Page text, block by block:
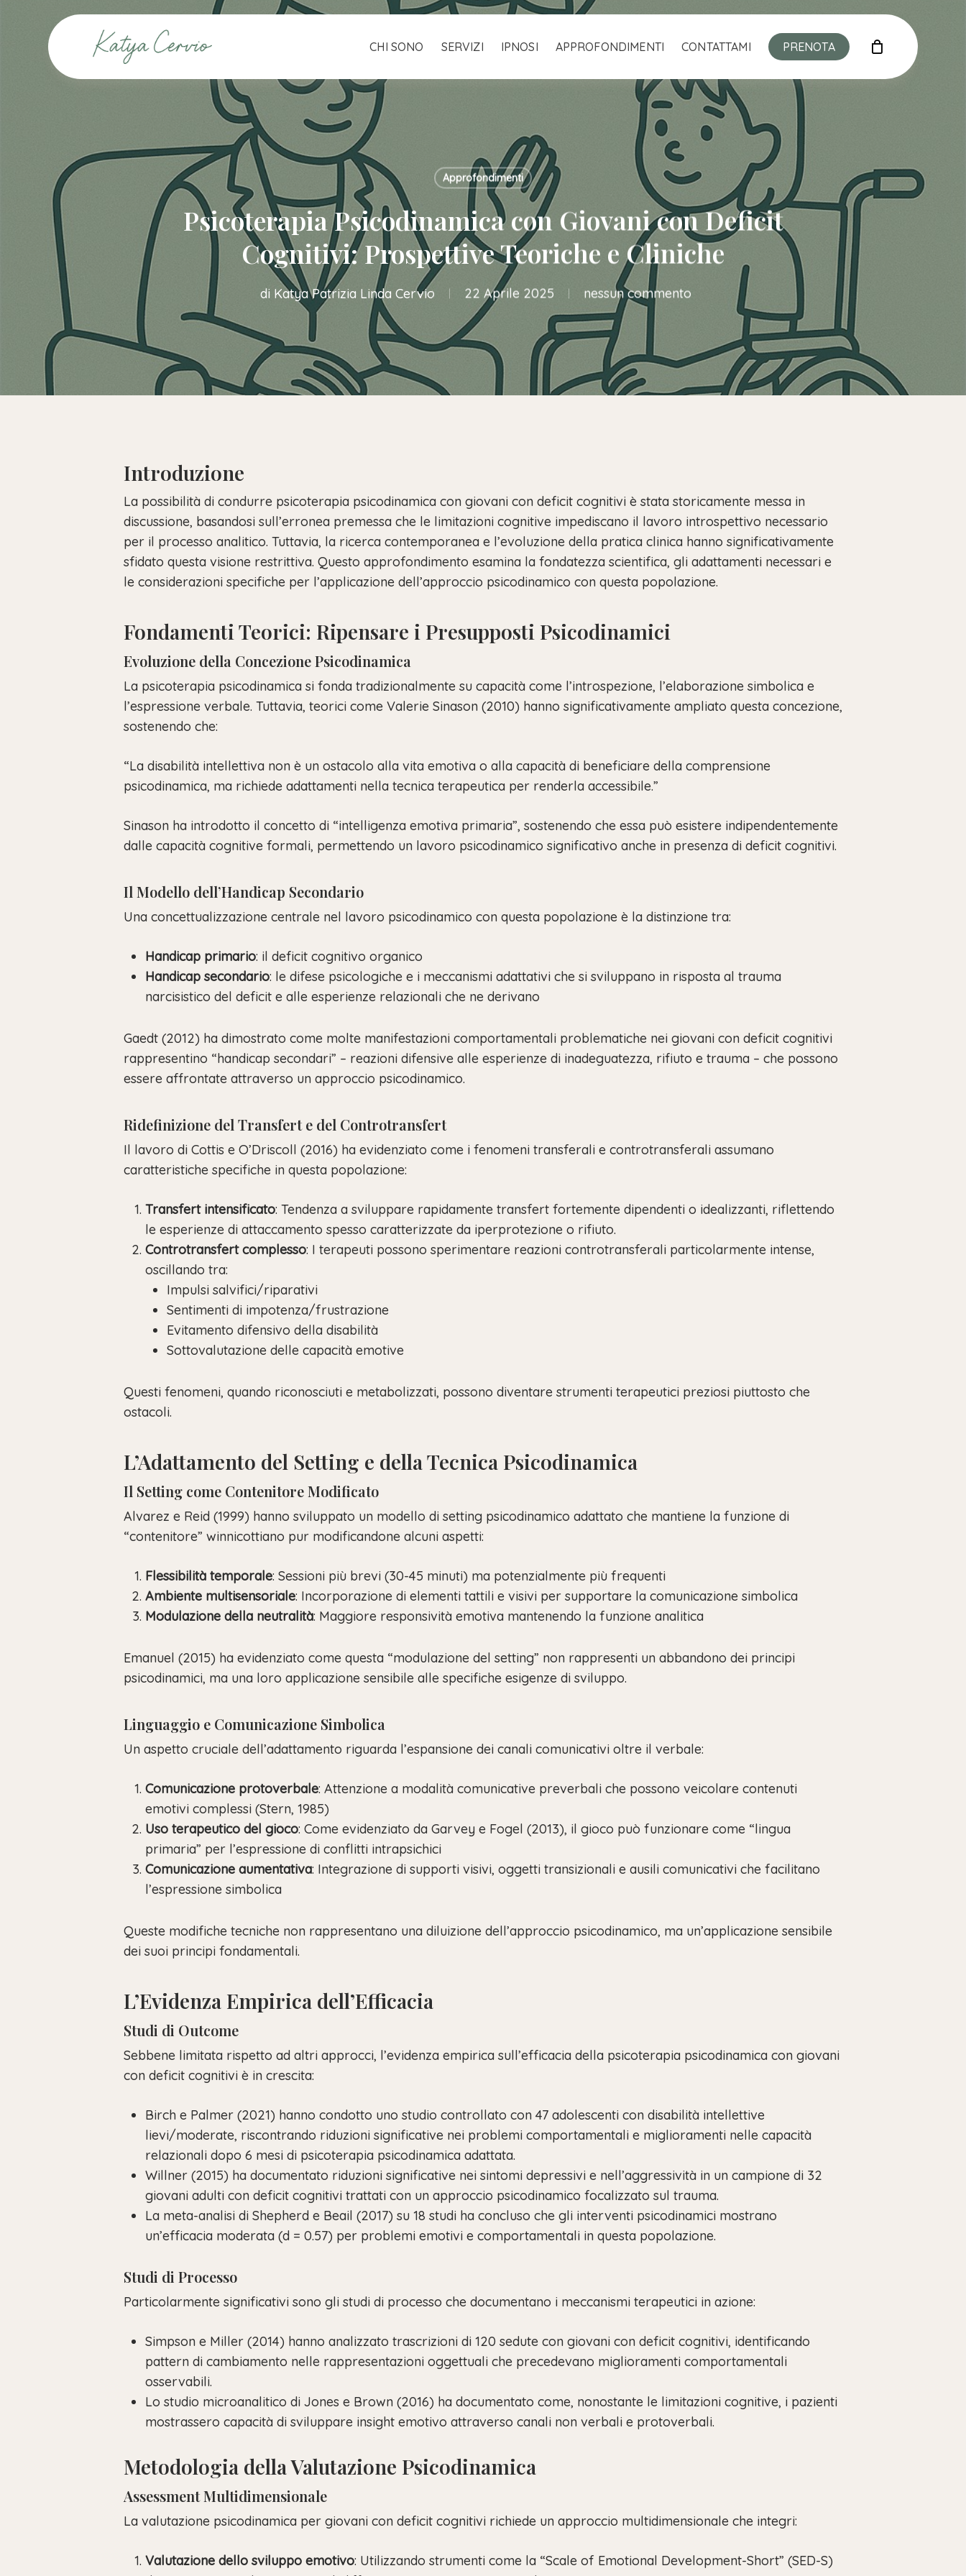
CHI SONO SERVIZI IPNOSI APPROFONDIMENTI CONTATTAMI PRENOTA
Close
Cart
Vai Al Negozio
Approfondimenti
Psicoterapia Psicodinamica con Giovani con Deficit
Cognitivi: Prospettive Teoriche e Cliniche
di Katya Patrizia Linda Cervio 22 Aprile 2025 nessun commento
Introduzione
La possibilità di condurre psicoterapia psicodinamica con giovani con deficit cognitivi è stata storicamente messa in
discussione, basandosi sull’erronea premessa che le limitazioni cognitive impediscano il lavoro introspettivo necessario
per il processo analitico. Tuttavia, la ricerca contemporanea e l’evoluzione della pratica clinica hanno significativamente
sfidato questa visione restrittiva. Questo approfondimento esamina la fondatezza scientifica, gli adattamenti necessari e
le considerazioni specifiche per l’applicazione dell’approccio psicodinamico con questa popolazione.
Fondamenti Teorici: Ripensare i Presupposti Psicodinamici
Evoluzione della Concezione Psicodinamica
La psicoterapia psicodinamica si fonda tradizionalmente su capacità come l’introspezione, l’elaborazione simbolica e
l’espressione verbale. Tuttavia, teorici come Valerie Sinason (2010) hanno significativamente ampliato questa concezione,
sostenendo che:
“La disabilità intellettiva non è un ostacolo alla vita emotiva o alla capacità di beneficiare della comprensione
psicodinamica, ma richiede adattamenti nella tecnica terapeutica per renderla accessibile.”
Sinason ha introdotto il concetto di “intelligenza emotiva primaria”, sostenendo che essa può esistere indipendentemente
dalle capacità cognitive formali, permettendo un lavoro psicodinamico significativo anche in presenza di deficit cognitivi.
Il Modello dell’Handicap Secondario
Una concettualizzazione centrale nel lavoro psicodinamico con questa popolazione è la distinzione tra:
Handicap primario: il deficit cognitivo organico
Handicap secondario: le difese psicologiche e i meccanismi adattativi che si sviluppano in risposta al trauma
narcisistico del deficit e alle esperienze relazionali che ne derivano
Gaedt (2012) ha dimostrato come molte manifestazioni comportamentali problematiche nei giovani con deficit cognitivi
rappresentino “handicap secondari” – reazioni difensive alle esperienze di inadeguatezza, rifiuto e trauma – che possono
essere affrontate attraverso un approccio psicodinamico.
Ridefinizione del Transfert e del Controtransfert
Il lavoro di Cottis e O’Driscoll (2016) ha evidenziato come i fenomeni transferali e controtransferali assumano
caratteristiche specifiche in questa popolazione:
Transfert intensificato: Tendenza a sviluppare rapidamente transfert fortemente dipendenti o idealizzanti, riflettendo
le esperienze di attaccamento spesso caratterizzate da iperprotezione o rifiuto.
Controtransfert complesso: I terapeuti possono sperimentare reazioni controtransferali particolarmente intense,
oscillando tra:
Impulsi salvifici/riparativi
Sentimenti di impotenza/frustrazione
Evitamento difensivo della disabilità
Sottovalutazione delle capacità emotive
Questi fenomeni, quando riconosciuti e metabolizzati, possono diventare strumenti terapeutici preziosi piuttosto che
ostacoli.
L’Adattamento del Setting e della Tecnica Psicodinamica
Il Setting come Contenitore Modificato
Alvarez e Reid (1999) hanno sviluppato un modello di setting psicodinamico adattato che mantiene la funzione di
“contenitore” winnicottiano pur modificandone alcuni aspetti:
Flessibilità temporale: Sessioni più brevi (30-45 minuti) ma potenzialmente più frequenti
Ambiente multisensoriale: Incorporazione di elementi tattili e visivi per supportare la comunicazione simbolica
Modulazione della neutralità: Maggiore responsività emotiva mantenendo la funzione analitica
Emanuel (2015) ha evidenziato come questa “modulazione del setting” non rappresenti un abbandono dei principi
psicodinamici, ma una loro applicazione sensibile alle specifiche esigenze di sviluppo.
Linguaggio e Comunicazione Simbolica
Un aspetto cruciale dell’adattamento riguarda l’espansione dei canali comunicativi oltre il verbale:
Comunicazione protoverbale: Attenzione a modalità comunicative preverbali che possono veicolare contenuti
emotivi complessi (Stern, 1985)
Uso terapeutico del gioco: Come evidenziato da Garvey e Fogel (2013), il gioco può funzionare come “lingua
primaria” per l’espressione di conflitti intrapsichici
Comunicazione aumentativa: Integrazione di supporti visivi, oggetti transizionali e ausili comunicativi che facilitano
l’espressione simbolica
Queste modifiche tecniche non rappresentano una diluizione dell’approccio psicodinamico, ma un’applicazione sensibile
dei suoi principi fondamentali.
L’Evidenza Empirica dell’Efficacia
Studi di Outcome
Sebbene limitata rispetto ad altri approcci, l’evidenza empirica sull’efficacia della psicoterapia psicodinamica con giovani
con deficit cognitivi è in crescita:
Birch e Palmer (2021) hanno condotto uno studio controllato con 47 adolescenti con disabilità intellettive
lievi/moderate, riscontrando riduzioni significative nei problemi comportamentali e miglioramenti nelle capacità
relazionali dopo 6 mesi di psicoterapia psicodinamica adattata.
Willner (2015) ha documentato riduzioni significative nei sintomi depressivi e nell’aggressività in un campione di 32
giovani adulti con deficit cognitivi trattati con un approccio psicodinamico focalizzato sul trauma.
La meta-analisi di Shepherd e Beail (2017) su 18 studi ha concluso che gli interventi psicodinamici mostrano
un’efficacia moderata (d = 0.57) per problemi emotivi e comportamentali in questa popolazione.
Studi di Processo
Particolarmente significativi sono gli studi di processo che documentano i meccanismi terapeutici in azione:
Simpson e Miller (2014) hanno analizzato trascrizioni di 120 sedute con giovani con deficit cognitivi, identificando
pattern di cambiamento nelle rappresentazioni oggettuali che precedevano miglioramenti comportamentali
osservabili.
Lo studio microanalitico di Jones e Brown (2016) ha documentato come, nonostante le limitazioni cognitive, i pazienti
mostrassero capacità di sviluppare insight emotivo attraverso canali non verbali e protoverbali.
Metodologia della Valutazione Psicodinamica
Assessment Multidimensionale
La valutazione psicodinamica per giovani con deficit cognitivi richiede un approccio multidimensionale che integri:
Valutazione dello sviluppo emotivo: Utilizzando strumenti come la “Scale of Emotional Development-Short” (SED-S)